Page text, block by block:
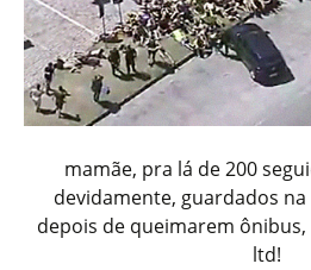
mamãe, pra lá de 200
devidamente, guardados
depois de queimarem
ltd!